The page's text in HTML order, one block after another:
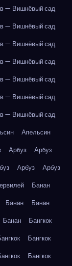
— Вишнёвый сад
— Вишнёвый сад
— Вишнёвый сад
— Вишнёвый сад
— Вишнёвый сад
— Вишнёвый сад
— Вишнёвый сад
Апельсин
Арбуз
Арбуз
Арбуз
Арбуз
Банан
Банан
Банан
Банан
Бангкок
Бангкок
Бангкок